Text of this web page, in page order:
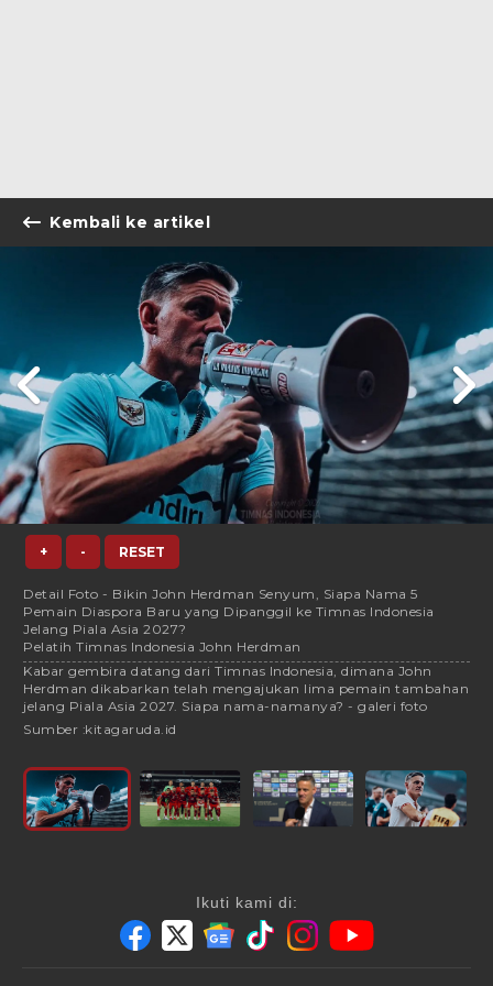
Kembali ke artikel
+ - RESET
Detail Foto - Bikin John Herdman Senyum, Siapa Nama 5
Pemain Diaspora Baru yang Dipanggil ke Timnas Indonesia
Jelang Piala Asia 2027?
Pelatih Timnas Indonesia John Herdman
Kabar gembira datang dari Timnas Indonesia, dimana John
Herdman dikabarkan telah mengajukan lima pemain tambahan
jelang Piala Asia 2027. Siapa nama-namanya? - galeri foto
Sumber :kitagaruda.id
Ikuti kami di: